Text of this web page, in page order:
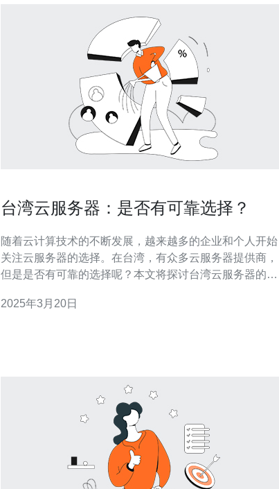
台湾云服务器：是否有可靠选择？
随着云计算技术的不断发展，越来越多的企业和个人开始
关注云服务器的选择。在台湾，有众多云服务器提供商，
但是是否有可靠的选择呢？本文将探讨台湾云服务器的可
但仍有一些知名的提供商，如阿里云、腾讯云和华为云。
2025年3月20日